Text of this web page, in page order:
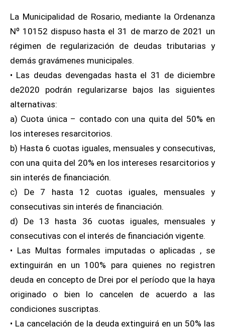
La Municipalidad de Rosario, mediante la Ordenanza
Nº 10152 dispuso hasta el 31 de marzo de 2021 un
régimen de regularización de deudas tributarias y
demás gravámenes municipales.
• Las deudas devengadas hasta el 31 de diciembre
de2020 podrán regularizarse bajos las siguientes
alternativas:
a) Cuota única – contado con una quita del 50% en
los intereses resarcitorios.
b) Hasta 6 cuotas iguales, mensuales y consecutivas,
con una quita del 20% en los intereses resarcitorios y
sin interés de financiación.
c) De 7 hasta 12 cuotas iguales, mensuales y
consecutivas sin interés de financiación.
d) De 13 hasta 36 cuotas iguales, mensuales y
consecutivas con el interés de financiación vigente.
• Las Multas formales imputadas o aplicadas , se
extinguirán en un 100% para quienes no registren
deuda en concepto de Drei por el período que la haya
originado o bien lo cancelen de acuerdo a las
condiciones suscriptas.
• La cancelación de la deuda extinguirá en un 50% las